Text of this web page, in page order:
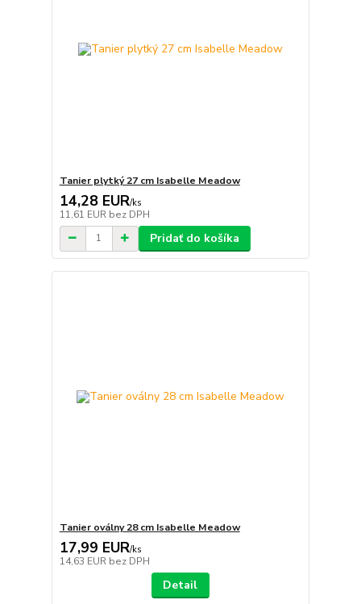
Tanier plytký 27 cm Isabelle Meadow
14,28 EUR/ks
11,61 EUR bez DPH
Pridať do košíka
Tanier oválny 28 cm Isabelle Meadow
17,99 EUR/ks
14,63 EUR bez DPH
Detail